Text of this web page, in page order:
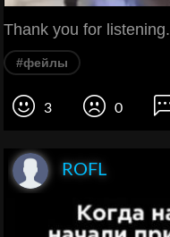
Thank you for listening.
#фейлы
3 0
ROFL